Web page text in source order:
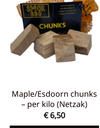
Toevoegen
aan
verlanglijst
Maple/Esdoorn chunks
– per kilo (Netzak)
€6,50